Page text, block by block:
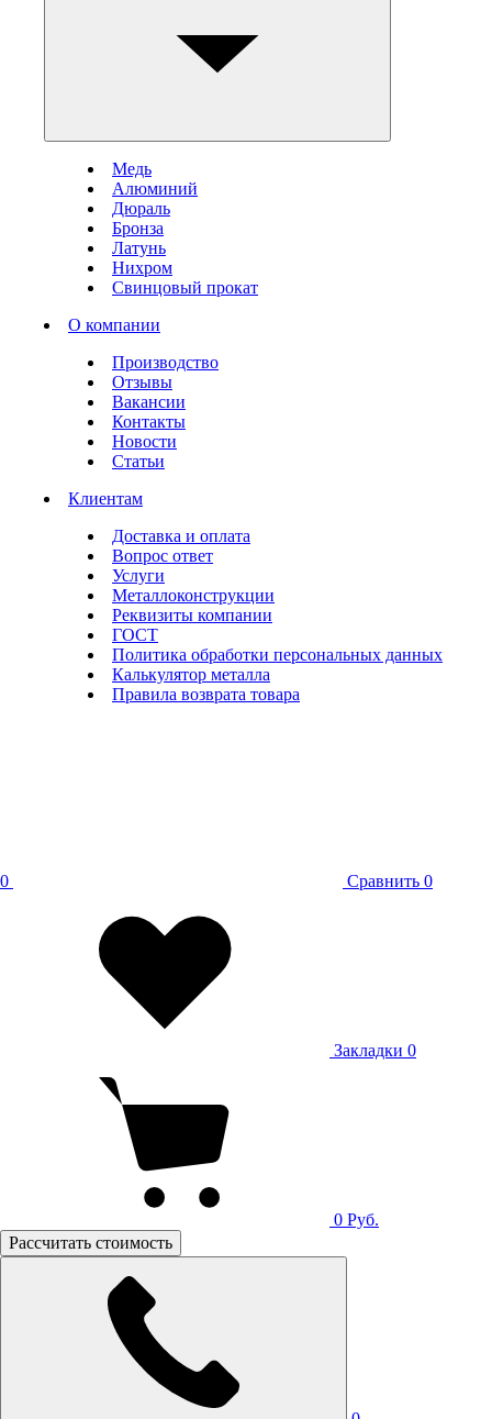
Медь
Алюминий
Дюраль
Бронза
Латунь
Нихром
Свинцовый прокат
О компании
Производство
Отзывы
Вакансии
Контакты
Новости
Статьи
Клиентам
Доставка и оплата
Вопрос ответ
Услуги
Металлоконструкции
Реквизиты компании
ГОСТ
Политика обработки персональных данных
Калькулятор металла
Правила возврата товара
0 Сравнить 0
Закладки 0
0 Руб.
Рассчитать стоимость